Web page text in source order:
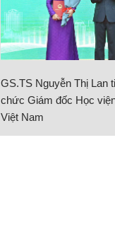
GS.TS Nguyễn Thị Lan
chức Giám đốc Học
Việt Nam